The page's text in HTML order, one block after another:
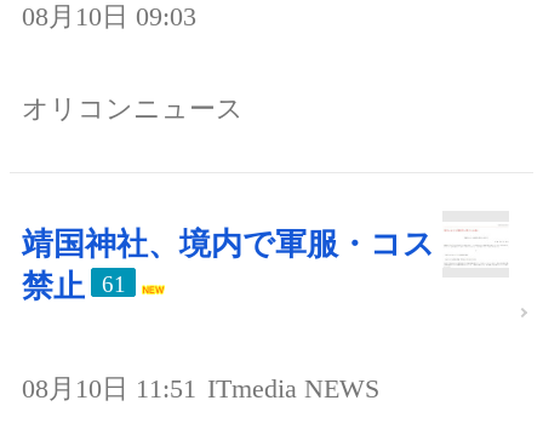
08月10日 09:03
オリコンニュース
靖国神社、境内で軍服・コス
禁止
61
08月10日 11:51 ITmedia NEWS